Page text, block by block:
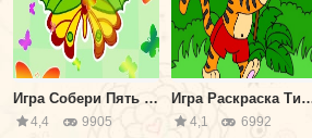
Игра Собери Пять Бабочек
4,4 9905
Игра Раскраска
4,1 6992